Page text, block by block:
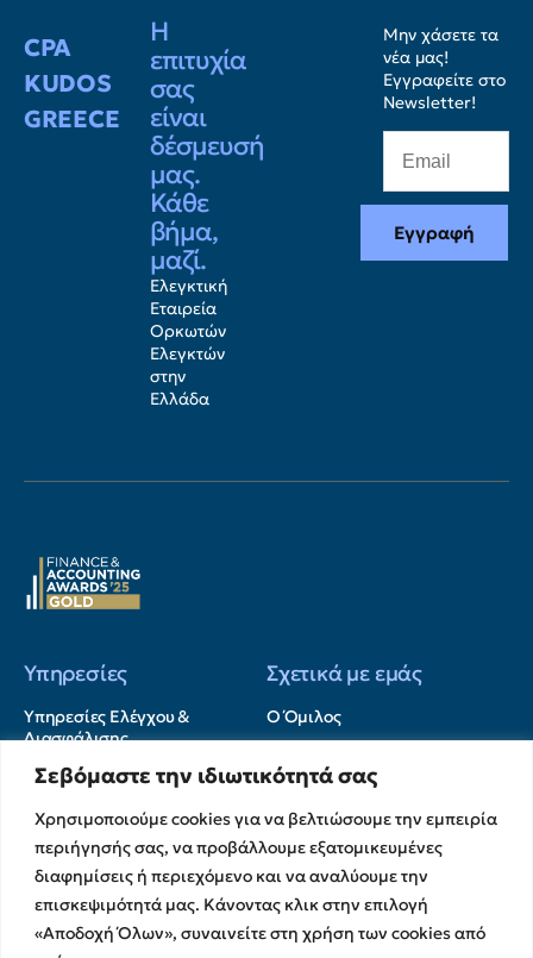
Σεβόμαστε την ιδιωτικότητά σας
Χρησιμοποιούμε cookies για να βελτιώσουμε την εμπειρία
περιήγησής σας, να προβάλλουμε εξατομικευμένες
διαφημίσεις ή περιεχόμενο και να αναλύουμε την
επισκεψιμότητά μας. Κάνοντας κλικ στην επιλογή
«Αποδοχή Όλων», συναινείτε στη χρήση των cookies από
CPA
KUDOS
GREECE
Η
επιτυχία
σας
είναι
δέσμευσή
μας.
Κάθε
βήμα,
μαζί.
Ελεγκτική
Εταιρεία
Ορκωτών
Ελεγκτών
στην
Ελλάδα
Μην χάσετε τα
νέα μας!
Εγγραφείτε στο
Newsletter!
Εγγραφή
Υπηρεσίες
Υπηρεσίες Ελέγχου &
Διασφάλισης
Χρηματοικοικονομικές &
Συμβουλευτικές Υπηρεσίες
Υπηρεσίες Ανάπτυξης και
Καινοτομίας
Λογιστικές & Φορολογικές
Υπηρεσίες
Σχετικά με εμάς
Ο Όμιλος
Ευκαιρίες Καριέρας
Στρατηγικές Συνεργασίες
Memberships
Εκθέσεις Διαφάνειας
Επικοινωνία